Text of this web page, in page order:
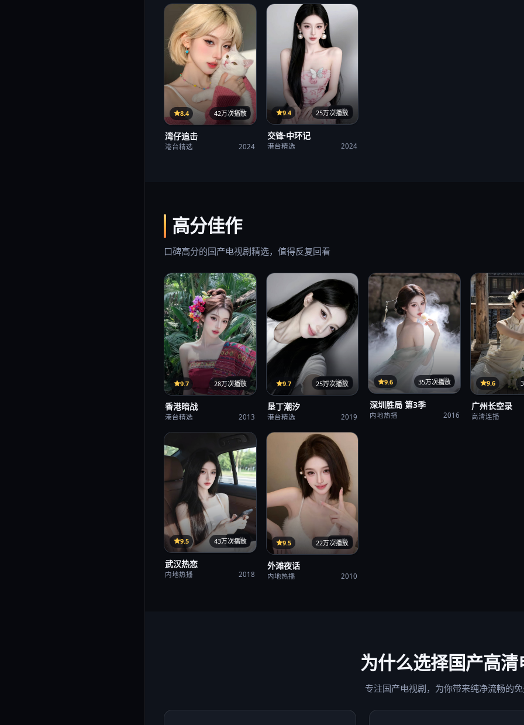
38集
8.4 42万次播放
湾仔追击
港台精选 2024
15集
9.4 25万次播放
交锋·中环记
港台精选 2024
高分佳作
口碑高分的国产电视剧精选，值得反复回看
33集
9.7 28万次播放
香港暗战
港台精选 2013
107分钟
9.7 25万次播放
垦丁潮汐
港台精选 2019
32集
9.6 35万次播放
深圳胜局 第3季
内地热播 2016
9.6
广州长空录
高清连播
35集
9.5 43万次播放
武汉热恋
内地热播 2018
37集
9.5 22万次播放
外滩夜话
内地热播 2010
为什么选择国产高清
专注国产电视剧，为你带来纯净流畅的